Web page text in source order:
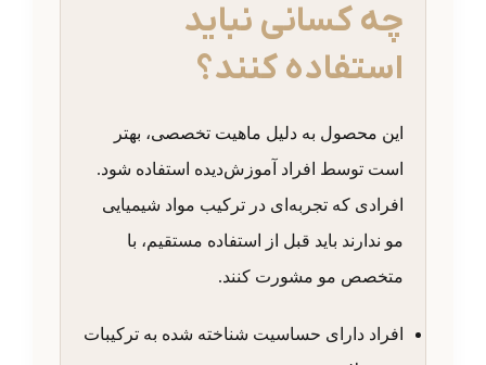
چه کسانی نباید
استفاده کنند؟
این محصول به دلیل ماهیت تخصصی، بهتر
است توسط افراد آموزش‌دیده استفاده شود.
افرادی که تجربه‌ای در ترکیب مواد شیمیایی
مو ندارند باید قبل از استفاده مستقیم، با
متخصص مو مشورت کنند.
افراد دارای حساسیت شناخته شده به ترکیبات